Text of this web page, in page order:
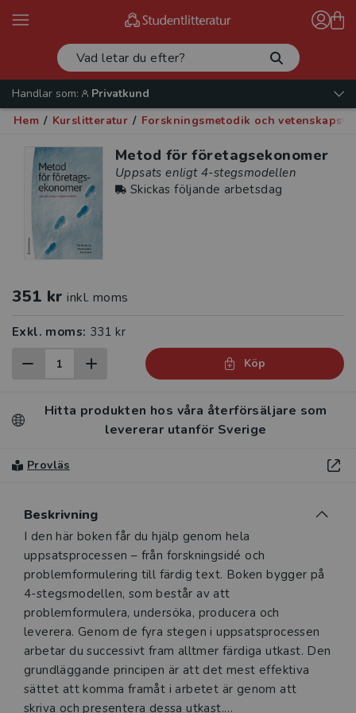
Handlar som:
Privatkund
Hem / Kurslitteratur / Forskningsmetodik och
Metod för företagsekonomer
Uppsats enligt 4-stegsmodellen
Skickas följande arbetsdag
351 kr inkl. moms
Exkl. moms: 331 kr
Köp
Hitta produkten hos våra återförsäljare som
levererar utanför Sverige
Provläs
Beskrivning
Beskrivning
I den här boken får du hjälp genom hela
uppsatsprocessen – från forskningsidé och
problemformulering till färdig text. Boken bygger på
4-stegsmodellen, som består av att
problemformulera, undersöka, producera och
leverera. Genom de fyra stegen i uppsatsprocessen
arbetar du successivt fram alltmer färdiga utkast. Den
grundläggande principen är att det mest effektiva
sättet att komma framåt i arbetet är genom att
skriva och presentera dessa utkast.